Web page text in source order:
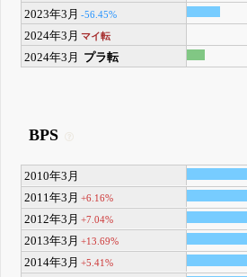
2023年3月 -56.45%
2024年3月 マイ転
2024年3月 プラ転
BPS
2010年3月
2011年3月 +6.16%
2012年3月 +7.04%
2013年3月 +13.69%
2014年3月 +5.41%